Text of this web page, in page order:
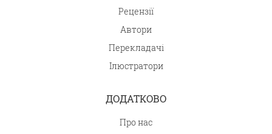
Рецензії
Автори
Перекладачі
Ілюстратори
ДОДАТКОВО
Про нас